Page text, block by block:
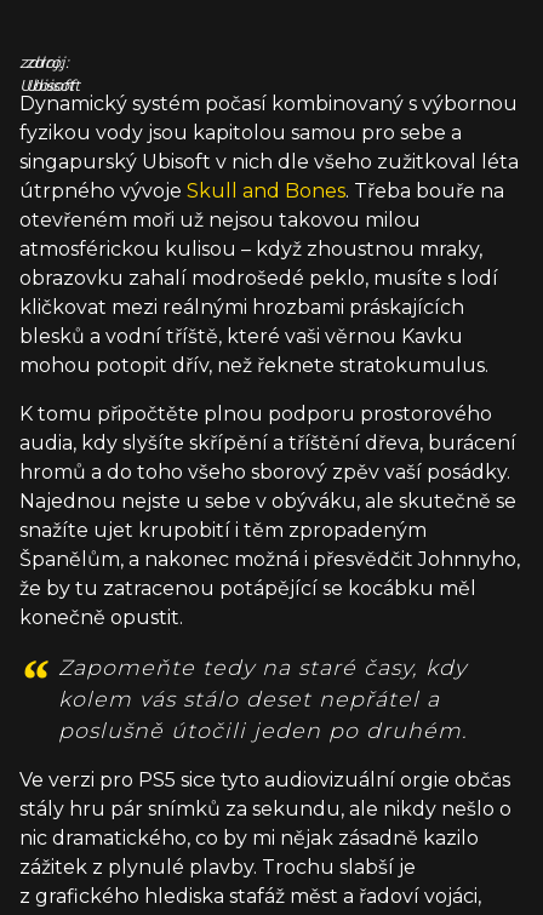
zdroj:
Ubisoft
zdroj:
Ubisoft
Dynamický systém počasí kombinovaný s výbornou
fyzikou vody jsou kapitolou samou pro sebe a
singapurský Ubisoft v nich dle všeho zužitkoval léta
útrpného vývoje Skull and Bones. Třeba bouře na
otevřeném moři už nejsou takovou milou
atmosférickou kulisou – když zhoustnou mraky,
obrazovku zahalí modrošedé peklo, musíte s lodí
kličkovat mezi reálnými hrozbami práskajících
blesků a vodní tříště, které vaši věrnou Kavku
mohou potopit dřív, než řeknete stratokumulus.
K tomu připočtěte plnou podporu prostorového
audia, kdy slyšíte skřípění a tříštění dřeva, burácení
hromů a do toho všeho sborový zpěv vaší posádky.
Najednou nejste u sebe v obýváku, ale skutečně se
snažíte ujet krupobití i těm zpropadeným
Španělům, a nakonec možná i přesvědčit Johnnyho,
že by tu zatracenou potápějící se kocábku měl
konečně opustit.
Zapomeňte tedy na staré časy, kdy
kolem vás stálo deset nepřátel a
poslušně útočili jeden po druhém.
Ve verzi pro PS5 sice tyto audiovizuální orgie občas
stály hru pár snímků za sekundu, ale nikdy nešlo o
nic dramatického, co by mi nějak zásadně kazilo
zážitek z plynulé plavby. Trochu slabší je
z grafického hlediska stafáž měst a řadoví vojáci,